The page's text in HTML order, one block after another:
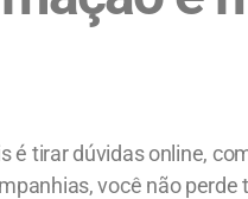
é tirar dúvidas online,
você não